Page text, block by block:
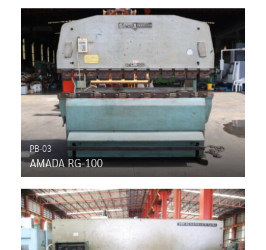
PB-03
AMADA RG-100